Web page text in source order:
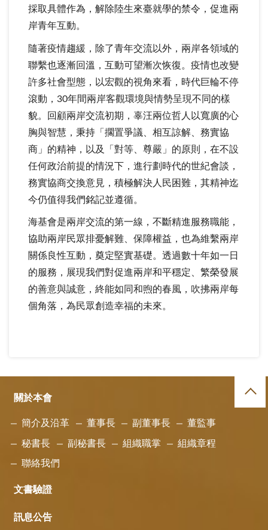
採取具體作為，解除陸生來臺就學的禁令，促進兩
岸青年互動。
隨著疫情趨緩，除了青年交流以外，兩岸各領域的
聯繫也逐漸回溫，互動可望漸次恢復。疫情也改變
許多社會型態，以宏觀的視角來看，時代巨輪不停
滾動，30年間兩岸客觀環境與情勢呈現不同的樣
貌。回顧兩岸交流初期，辜汪兩位哲人以寬廣的心
胸與智慧，秉持「擱置爭議、相互諒解、務實協
商」的精神，以及「對等、尊嚴」的原則，在不設
任何政治前提的情況下，進行劃時代的世紀會談，
務實協商交換意見，積極解決人民困難，其精神迄
今仍值得我們銘記並遵循。
海基會是兩岸交流的第一線，不斷精進服務職能，
協助兩岸民眾排憂解難、保障權益，也為維繫兩岸
關係良性互動，奠定堅實基礎。透過數十年如一日
的服務，展現我們對促進兩岸和平穩定、繁榮發展
的善意與誠意，終能如同和煦的春風，吹拂兩岸每
個角落，為民眾創造幸福的未來。
關於本會
簡介及沿革 董事長 副董事長 董監事
秘書長 副秘書長 組織職掌 組織章程
聯絡我們
文書驗證
訊息公告